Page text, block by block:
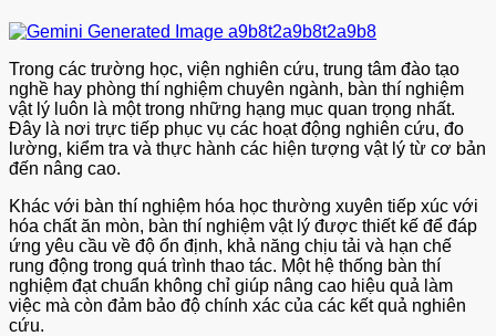
Trong các trường học, viện nghiên cứu, trung tâm đào tạo
nghề hay phòng thí nghiệm chuyên ngành, bàn thí nghiệm
vật lý luôn là một trong những hạng mục quan trọng nhất.
Đây là nơi trực tiếp phục vụ các hoạt động nghiên cứu, đo
lường, kiểm tra và thực hành các hiện tượng vật lý từ cơ bản
đến nâng cao.
Khác với bàn thí nghiệm hóa học thường xuyên tiếp xúc với
hóa chất ăn mòn, bàn thí nghiệm vật lý được thiết kế để đáp
ứng yêu cầu về độ ổn định, khả năng chịu tải và hạn chế
rung động trong quá trình thao tác. Một hệ thống bàn thí
nghiệm đạt chuẩn không chỉ giúp nâng cao hiệu quả làm
việc mà còn đảm bảo độ chính xác của các kết quả nghiên
cứu.